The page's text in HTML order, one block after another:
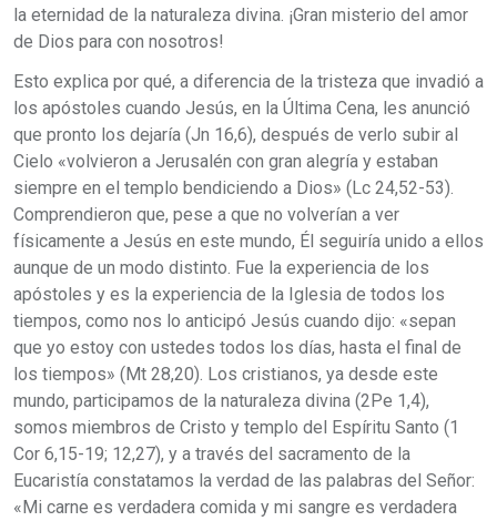
la eternidad de la naturaleza divina. ¡Gran misterio del amor
de Dios para con nosotros!
Esto explica por qué, a diferencia de la tristeza que invadió a
los apóstoles cuando Jesús, en la Última Cena, les anunció
que pronto los dejaría (Jn 16,6), después de verlo subir al
Cielo «volvieron a Jerusalén con gran alegría y estaban
siempre en el templo bendiciendo a Dios» (Lc 24,52-53).
Comprendieron que, pese a que no volverían a ver
físicamente a Jesús en este mundo, Él seguiría unido a ellos
aunque de un modo distinto. Fue la experiencia de los
apóstoles y es la experiencia de la Iglesia de todos los
tiempos, como nos lo anticipó Jesús cuando dijo: «sepan
que yo estoy con ustedes todos los días, hasta el final de
los tiempos» (Mt 28,20). Los cristianos, ya desde este
mundo, participamos de la naturaleza divina (2Pe 1,4),
somos miembros de Cristo y templo del Espíritu Santo (1
Cor 6,15-19; 12,27), y a través del sacramento de la
Eucaristía constatamos la verdad de las palabras del Señor:
«Mi carne es verdadera comida y mi sangre es verdadera